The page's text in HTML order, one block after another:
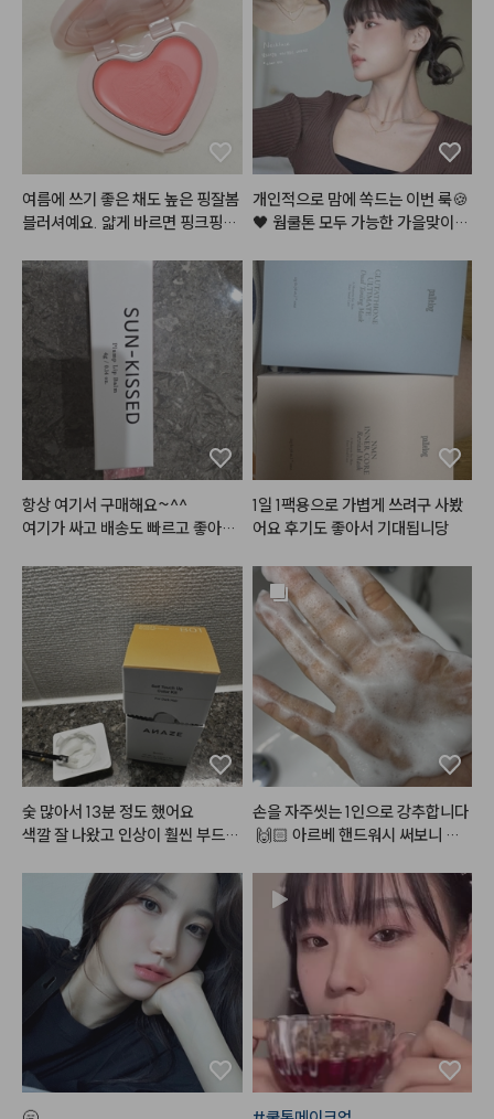
여름에 쓰기 좋은 채도 높은 핑잘봄
블러셔예요. 얇게 바르면 핑크핑크
라 여러가지로 활용하기 좋아요. 멀
멀한 핑크 블러셔랑 섞발해도 유용
하네요. 봄 여름에 잘 쓸 것 같습니
다.
개인적으로 맘에 쏙드는 이번 룩🍪
🖤 웜쿨톤 모두 가능한 가을맞이,,
메이크업 이름 지어주세요!😉
여러분이 궁금해해주신 알리에서
고 예쁜 레이어드 목걸이, 이 갈색
가디건은 그만입고 싶었는데ㅋㅋ
ㅋ 젤 찰떡이라 삼일째 입었어요ㅎ
그리고 해보고싶던 헤어까지! 영상
곧 들고올게요🫶🏻🤎
#메이크업#화장품정보#make
up
항상 여기서 구매해요~^^
여기가 싸고 배송도 빠르고 좋아요
1일 1팩용으로 가볍게 쓰려구 사봤
어요 후기도 좋아서 기대됩니당
숯 많아서 13분 정도 했어요
색깔 잘 나왔고 인상이 훨씬 부드러
편하고 좋아요!!!
손을 자주씻는 1인으로 강추합니다
🙌🏻 아르베 핸드워시 써보니 나
림같이부드러워요 ^^ 세정력도 좋
고 흔한 향 아니라 맘에들었고 유쟈
향이 은은하게 나서 손씻는데도 기
분이 좋아지네요 💛 손씻고 건조시
킨뒤에도 피부가 많이 건조하지않
아서 추천드립니다아 :)
#헤메코리뷰어